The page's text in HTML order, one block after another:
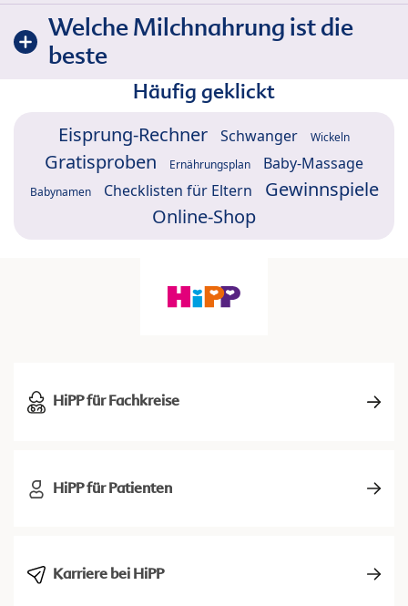
Welche Milchnahrung ist die
beste
Häufig geklickt
Eisprung-Rechner Schwanger Wickeln
Gratisproben Ernährungsplan Baby-Massage
Babynamen Checklisten für Eltern
Gewinnspiele
Online-Shop
HiPP für Fachkreise
HiPP für Patienten
Karriere bei HiPP